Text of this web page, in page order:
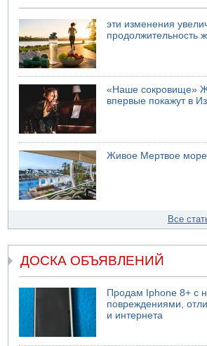
эти изменения
продолжительность
«Наше сокровище»
впервые покажут в
Живое Мертвое море
Все
ДОСКА ОБЪЯВЛЕНИЙ
Продам Iphone 8+ с
повреждениями,
и интернета